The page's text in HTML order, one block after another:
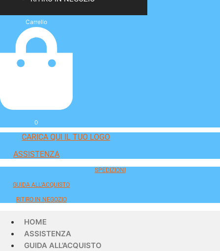
Carrello
0
CARICA QUI IL TUO LOGO
ASSISTENZA
SPEDIZIONI
GUIDA ALL'ACQUISTO
RITIRO IN NEGOZIO
HOME
ASSISTENZA
GUIDA ALL’ACQUISTO